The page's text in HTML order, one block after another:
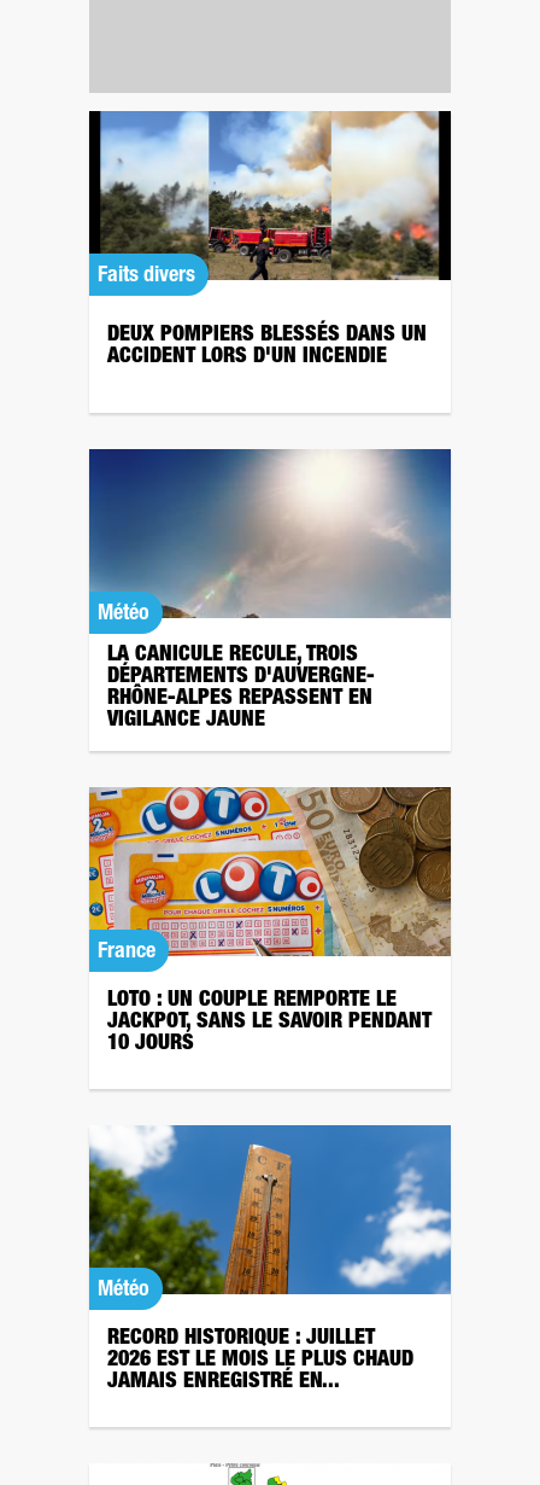
Faits divers
DEUX POMPIERS BLESSÉS DANS UN
ACCIDENT LORS D'UN INCENDIE
Météo
LA CANICULE RECULE, TROIS
DÉPARTEMENTS D'AUVERGNE-
RHÔNE-ALPES REPASSENT EN
VIGILANCE JAUNE
France
LOTO : UN COUPLE REMPORTE LE
JACKPOT, SANS LE SAVOIR PENDANT
10 JOURS
Météo
RECORD HISTORIQUE : JUILLET
2026 EST LE MOIS LE PLUS CHAUD
JAMAIS ENREGISTRÉ EN...